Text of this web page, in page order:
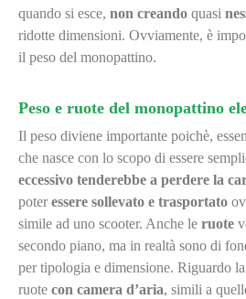
quando si esce, non creando quasi
ridotte dimensioni. Ovviamente, è
il peso del monopattino.
Peso e ruote del monopattino
Il peso diviene importante poichè,
che nasce con lo scopo di essere
eccessivo tenderebbe a perdere la
poteressere sollevato e trasportato
simile ad uno scooter. Anche le ruote
secondo piano, ma in realtà sono di
per tipologia e dimensione. Riguardo
ruote con camera d’aria, simili a